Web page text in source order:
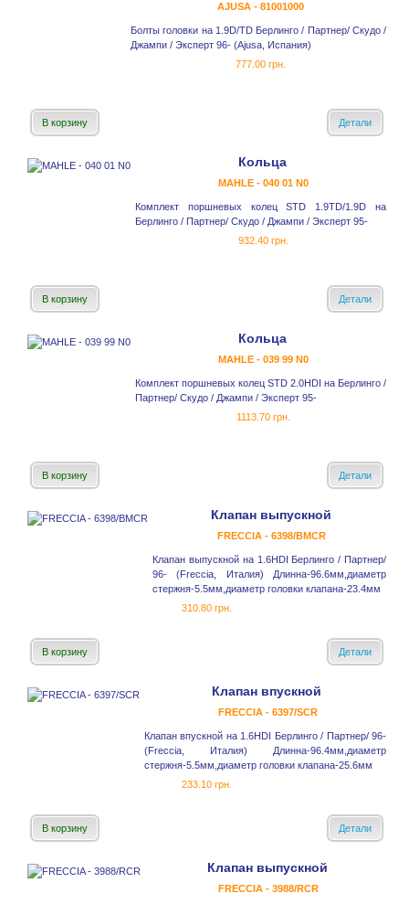
AJUSA - 81001000
Болты головки на 1.9D/TD Берлинго / Партнер/ Скудо /
Джампи / Эксперт 96- (Ajusa, Испания)
777.00 грн.
В корзину Детали
Кольца
MAHLE - 040 01 N0
Комплект поршневых колец STD 1.9TD/1.9D на
Берлинго / Партнер/ Скудо / Джампи / Эксперт 95-
932.40 грн.
В корзину Детали
Кольца
MAHLE - 039 99 N0
Комплект поршневых колец STD 2.0HDI на Берлинго /
Партнер/ Скудо / Джампи / Эксперт 95-
1113.70 грн.
В корзину Детали
Клапан выпускной
FRECCIA - 6398/BMCR
Клапан выпускной на 1.6HDI Берлинго / Партнер/
96- (Freccia, Италия) Длинна-96.6мм,диаметр
стержня-5.5мм,диаметр головки клапана-23.4мм
310.80 грн.
В корзину Детали
Клапан впускной
FRECCIA - 6397/SCR
Клапан впускной на 1.6HDI Берлинго / Партнер/ 96-
(Freccia, Италия) Длинна-96.4мм,диаметр
стержня-5.5мм,диаметр головки клапана-25.6мм
233.10 грн.
В корзину Детали
Клапан выпускной
FRECCIA - 3988/RCR